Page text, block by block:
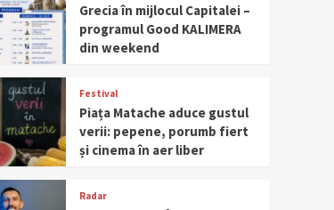
Grecia în mijlocul Capitalei –
programul Good KALIMERA
din weekend
Festival
Piața Matache aduce gustul
verii: pepene, porumb fiert
și cinema în aer liber
Radar